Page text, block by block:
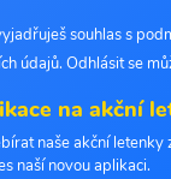
souhlas s
údajů. Odhlásit se
na akční
naše akční letenky
naší novou aplikaci.